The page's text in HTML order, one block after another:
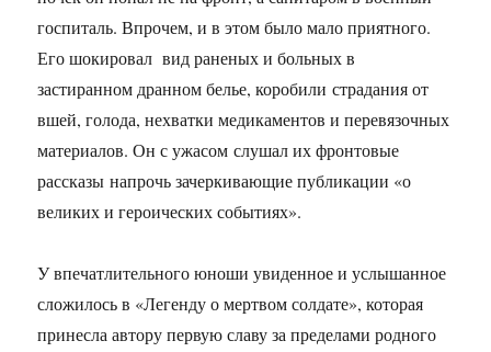
госпиталь. Впрочем, и в этом было мало приятного.
Его шокировал вид раненых и больных в
застиранном дранном белье, коробили страдания от
вшей, голода, нехватки медикаментов и перевязочных
материалов. Он с ужасом слушал их фронтовые
рассказы напрочь зачеркивающие публикации «о
великих и героических событиях».
У впечатлительного юноши увиденное и услышанное
сложилось в «Легенду о мертвом солдате», которая
принесла автору первую славу за пределами родного